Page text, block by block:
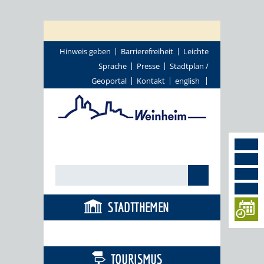
Hinweis geben Barrierefreiheit
Leichte
Sprache
Presse
Stadtplan /
Geoportal
Kontakt english
STADTTHEMEN
TOURISMUS